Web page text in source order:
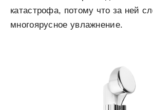
катастрофа, потому что за ней
многоярусное увлажнение.